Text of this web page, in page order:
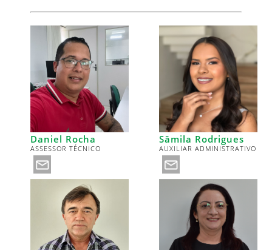
Daniel Rocha
ASSESSOR TÉCNICO
Sâmila Rodrigues
AUXILIAR ADMINISTRATIVO